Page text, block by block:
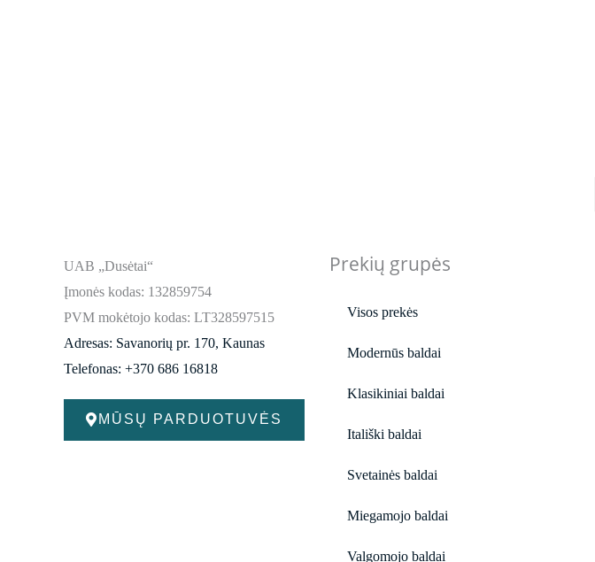
UAB „Dusėtai“
Įmonės kodas: 132859754
PVM mokėtojo kodas: LT328597515
Adresas: Savanorių pr. 170, Kaunas
Telefonas: +370 686 16818
MŪSŲ PARDUOTUVĖS
Prekių grupės
Visos prekės
Modernūs baldai
Klasikiniai baldai
Itališki baldai
Svetainės baldai
Miegamojo baldai
Valgomojo baldai